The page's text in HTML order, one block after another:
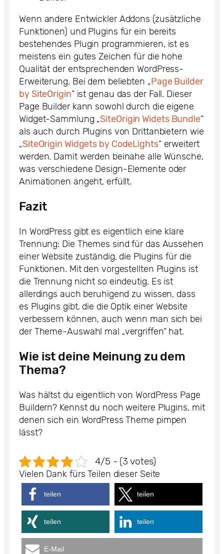
Wenn andere Entwickler Addons (zusätzliche
Funktionen) und Plugins für ein bereits
bestehendes Plugin programmieren, ist es
meistens ein gutes Zeichen für die hohe
Qualität der entsprechenden WordPress-
Erweiterung. Bei dem beliebten „Page Builder
by SiteOrigin“ ist genau das der Fall. Dieser
Page Builder kann sowohl durch die eigene
Widget-Sammlung „SiteOrigin Widets Bundle“
als auch durch Plugins von Drittanbietern wie
„SiteOrigin Widgets by CodeLights“ erweitert
werden. Damit werden beinahe alle Wünsche,
was verschiedene Design-Elemente oder
Animationen angeht, erfüllt.
Fazit
In WordPress gibt es eigentlich eine klare
Trennung: Die Themes sind für das Aussehen
einer Website zuständig, die Plugins für die
Funktionen. Mit den vorgestellten Plugins ist
die Trennung nicht so eindeutig. Es ist
allerdings auch beruhigend zu wissen, dass
es Plugins gibt, die die Optik einer Website
verbessern können, auch wenn man sich bei
der Theme-Auswahl mal „vergriffen“ hat.
Wie ist deine Meinung zu dem
Thema?
Was hältst du eigentlich von WordPress Page
Buildern? Kennst du noch weitere Plugins, mit
denen sich ein WordPress Theme pimpen
lässt?
4/5 - (3 votes)
Vielen Dank fürs Teilen dieser Seite
teilen teilen
teilen teilen
E-Mail